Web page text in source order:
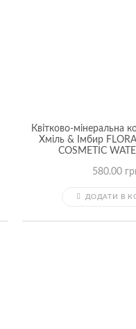
Квітково-мінеральна
Хміль & Імбир
COSMETIC
580.00
ДОДАТИ В